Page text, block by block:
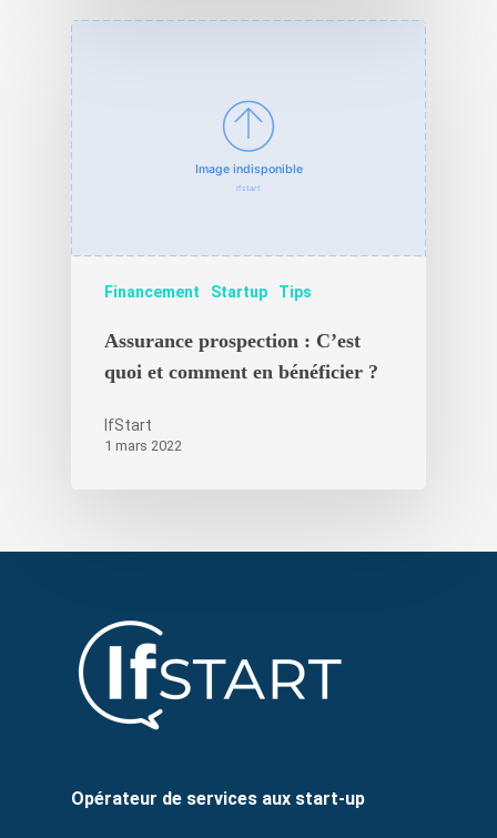
Financement Startup Tips
Assurance prospection : C’est
quoi et comment en bénéficier ?
IfStart
1 mars 2022
Opérateur de services aux start-up